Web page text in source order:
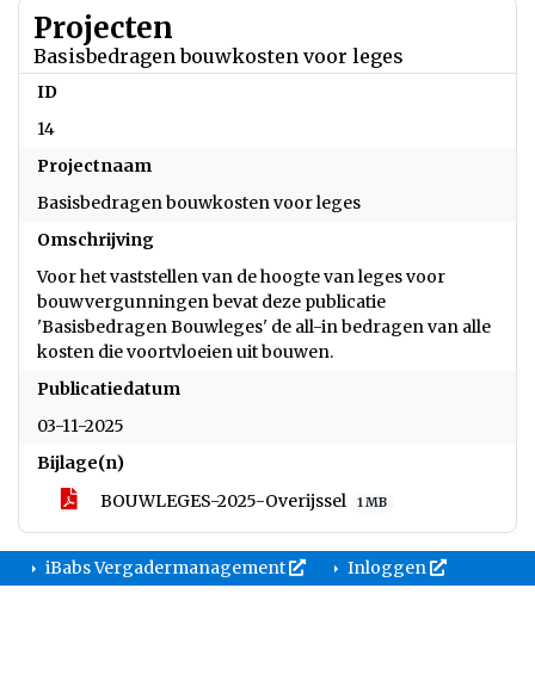
Projecten
Basisbedragen bouwkosten voor leges
ID
14
Projectnaam
Basisbedragen bouwkosten voor leges
Omschrijving
Voor het vaststellen van de hoogte van leges voor
bouwvergunningen bevat deze publicatie
'Basisbedragen Bouwleges' de all-in bedragen van alle
kosten die voortvloeien uit bouwen.
Publicatiedatum
03-11-2025
Bijlage(n)
BOUWLEGES-2025-Overijssel
1 MB
iBabs Vergadermanagement Inloggen